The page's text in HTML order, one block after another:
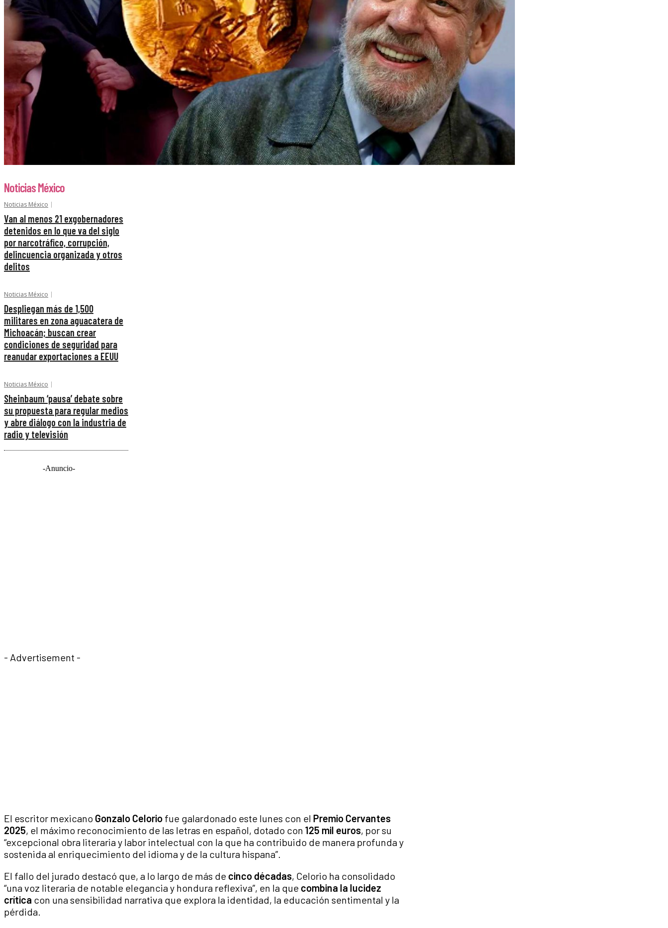
Noticias México
Noticias México
Van al menos 21 exgobernadores
detenidos en lo que va del siglo
por narcotráfico, corrupción,
delincuencia organizada y otros
delitos
Noticias México
Despliegan más de 1,500
militares en zona aguacatera de
Michoacán; buscan crear
condiciones de seguridad para
reanudar exportaciones a EEUU
Noticias México
Sheinbaum ‘pausa’ debate sobre
su propuesta para regular medios
y abre diálogo con la industria de
radio y televisión
-Anuncio-
- Advertisement -
El escritor mexicano Gonzalo Celorio fue galardonado este lunes con el Premio Cervantes
2025, el máximo reconocimiento de las letras en español, dotado con 125 mil euros, por su
“excepcional obra literaria y labor intelectual con la que ha contribuido de manera profunda y
sostenida al enriquecimiento del idioma y de la cultura hispana”.
El fallo del jurado destacó que, a lo largo de más de cinco décadas, Celorio ha consolidado
“una voz literaria de notable elegancia y hondura reflexiva”, en la que combina la lucidez
crítica con una sensibilidad narrativa que explora la identidad, la educación sentimental y la
pérdida.